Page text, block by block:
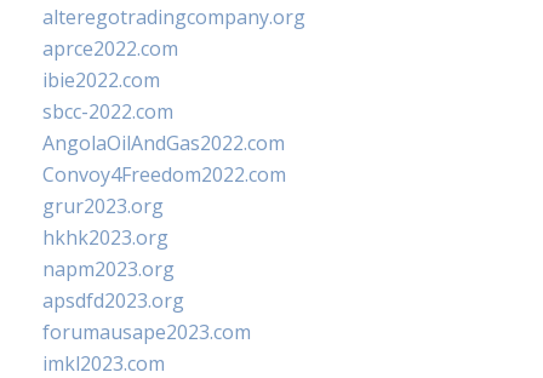
alteregotradingcompany.org
aprce2022.com
ibie2022.com
sbcc-2022.com
AngolaOilAndGas2022.com
Convoy4Freedom2022.com
grur2023.org
hkhk2023.org
napm2023.org
apsdfd2023.org
forumausape2023.com
imkl2023.com